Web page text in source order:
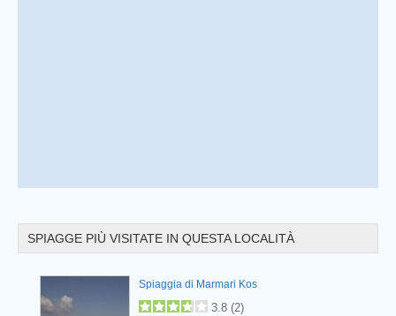
SPIAGGE PIÙ VISITATE IN QUESTA LOCALITÀ
Spiaggia di Marmari Kos
3.8 (2)